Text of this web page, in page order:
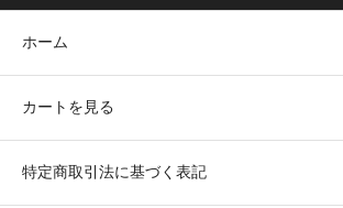
ホーム
カートを見る
特定商取引法に基づく表記